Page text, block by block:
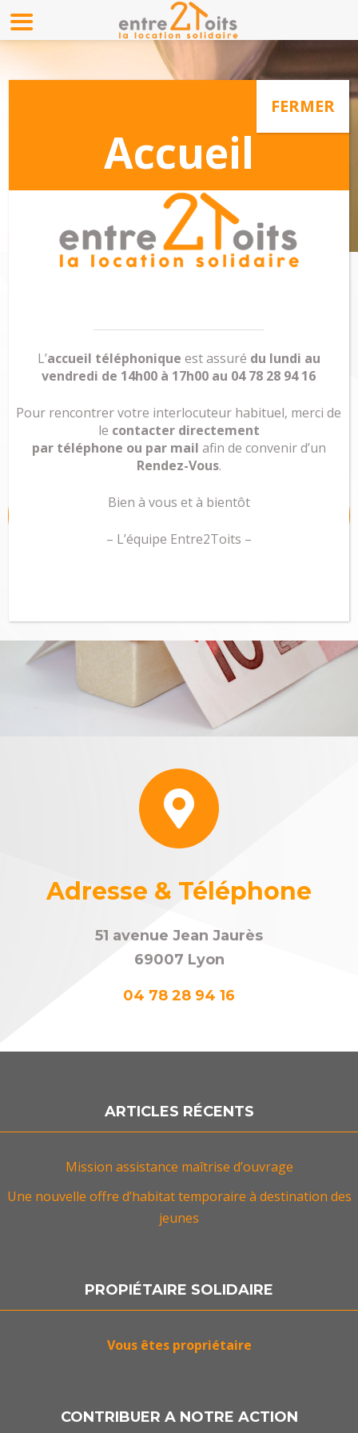
RÈGLEMENT DU
LOYER
Règlement du loyer
Je règle mon loyer
en ligne
Adresse & Téléphone
51 avenue Jean Jaurès
69007 Lyon
04 78 28 94 16
ARTICLES RÉCENTS
Mission assistance maîtrise d’ouvrage
Une nouvelle offre d’habitat temporaire à destination des
jeunes
PROPIÉTAIRE SOLIDAIRE
Vous êtes propriétaire
CONTRIBUER A NOTRE ACTION
L’accueil téléphonique est assuré du lundi au
vendredi de 14h00 à 17h00 au 04 78 28 94 16
Pour rencontrer votre interlocuteur habituel, merci de
le contacter directement
par téléphone ou par mail afin de convenir d’un
Rendez-Vous.
Bien à vous et à bientôt
– L’équipe Entre2Toits –